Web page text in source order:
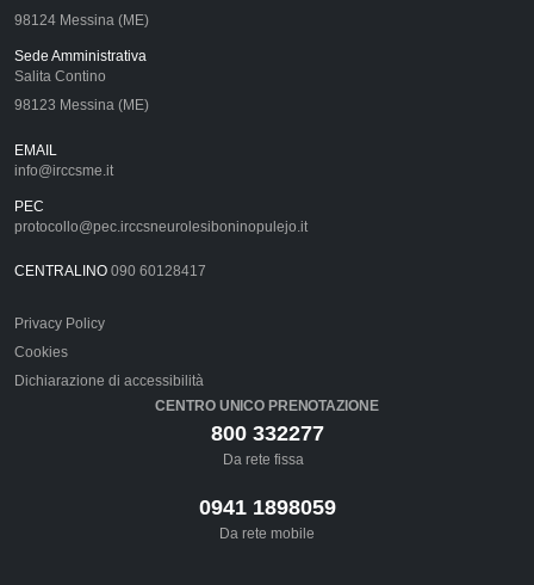
98124 Messina (ME)
Sede Amministrativa
Salita Contino
98123 Messina (ME)
EMAIL
info@irccsme.it
PEC
protocollo@pec.irccsneurolesiboninopulejo.it
CENTRALINO 090 60128417
Privacy Policy
Cookies
Dichiarazione di accessibilità
CENTRO UNICO PRENOTAZIONE
800 332277
Da rete fissa
0941 1898059
Da rete mobile